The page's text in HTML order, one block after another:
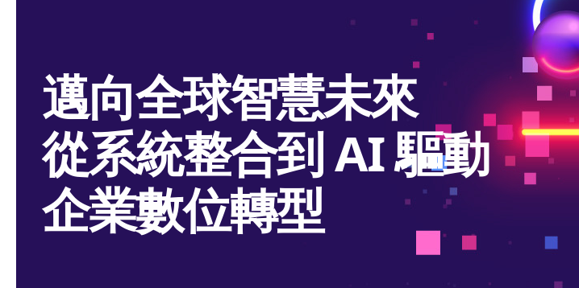
邁向全球智慧未來
從系統整合到 AI 驅動
企業數位轉型